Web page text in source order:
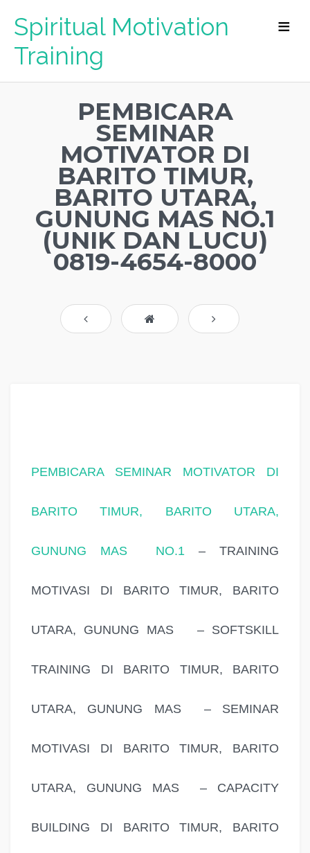
Spiritual Motivation
Training
PEMBICARA
SEMINAR
MOTIVATOR DI
BARITO TIMUR,
BARITO UTARA,
GUNUNG MAS NO.1
(UNIK DAN LUCU)
0819-4654-8000
PEMBICARA SEMINAR MOTIVATOR DI
BARITO TIMUR, BARITO UTARA,
GUNUNG MAS NO.1– TRAINING
MOTIVASI DI BARITO TIMUR, BARITO
UTARA, GUNUNG MAS – SOFTSKILL
TRAINING DI BARITO TIMUR, BARITO
UTARA, GUNUNG MAS – SEMINAR
MOTIVASI DI BARITO TIMUR, BARITO
UTARA, GUNUNG MAS – CAPACITY
BUILDING DI BARITO TIMUR, BARITO